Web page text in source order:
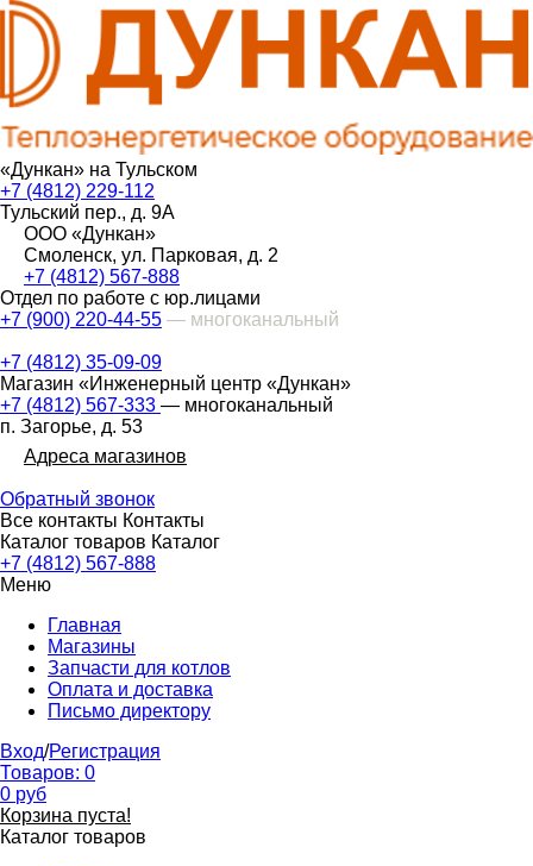
«Дункан» на Тульском
+7 (4812) 229-112
Тульский пер., д. 9А
ООО «Дункан»
Смоленск, ул. Парковая, д. 2
+7 (4812) 567-888
Отдел по работе с юр.лицами
+7 (900) 220-44-55 — многоканальный
+7 (4812) 35-09-09
Магазин «Инженерный центр «Дункан»
+7 (4812) 567-333 — многоканальный
п. Загорье, д. 53
Адреса магазинов
Обратный звонок
Все контакты Контакты
Каталог товаров Каталог
+7 (4812) 567-888
Меню
Главная
Магазины
Запчасти для котлов
Оплата и доставка
Письмо директору
Вход/Регистрация
Товаров: 0
0 руб
Корзина пуста!
Каталог товаров